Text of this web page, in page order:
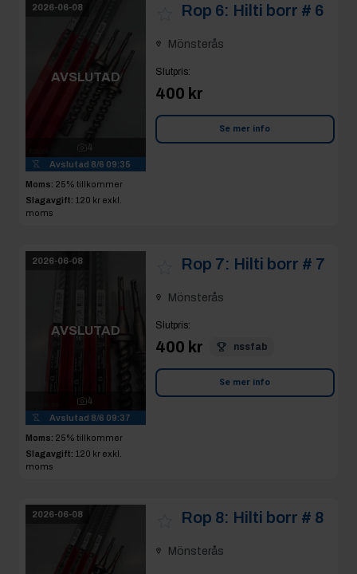
2026-06-08
AVSLUTAD
Avslutad 8/6 09:35
Moms: 25% tillkommer
Slagavgift: 120 kr exkl.
moms
Rop 6: Hilti borr # 6
Mönsterås
Slutpris:
400 kr
Se mer info
2026-06-08
AVSLUTAD
4
Avslutad 8/6 09:37
Moms: 25% tillkommer
Slagavgift: 120 kr exkl.
moms
Rop 7: Hilti borr # 7
Mönsterås
Slutpris:
400 kr nssfab
Se mer info
2026-06-08 Rop 8: Hilti borr # 8
Mönsterås